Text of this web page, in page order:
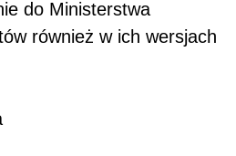
do Ministerstwa
również w ich wersjach